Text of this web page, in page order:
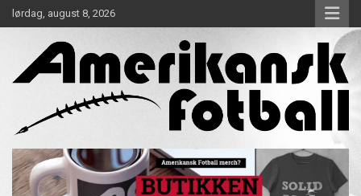
Skip
to
lørdag, august 8, 2026
Amerikansk Fotball